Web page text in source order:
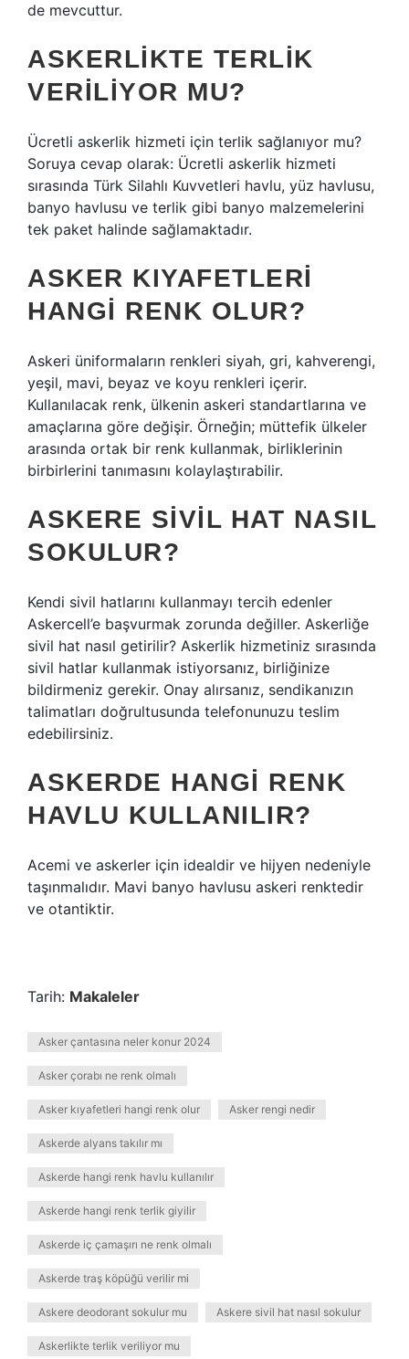
de mevcuttur.
ASKERLIKTE TERLIK
VERILIYOR MU?
Ücretli askerlik hizmeti için terlik sağlanıyor mu?
Soruya cevap olarak: Ücretli askerlik hizmeti
sırasında Türk Silahlı Kuvvetleri havlu, yüz havlusu,
banyo havlusu ve terlik gibi banyo malzemelerini
tek paket halinde sağlamaktadır.
ASKER KIYAFETLERI
HANGI RENK OLUR?
Askeri üniformaların renkleri siyah, gri, kahverengi,
yeşil, mavi, beyaz ve koyu renkleri içerir.
Kullanılacak renk, ülkenin askeri standartlarına ve
amaçlarına göre değişir. Örneğin; müttefik ülkeler
arasında ortak bir renk kullanmak, birliklerinin
birbirlerini tanımasını kolaylaştırabilir.
ASKERE SIVIL HAT NASIL
SOKULUR?
Kendi sivil hatlarını kullanmayı tercih edenler
Askercell’e başvurmak zorunda değiller. Askerliğe
sivil hat nasıl getirilir? Askerlik hizmetiniz sırasında
sivil hatlar kullanmak istiyorsanız, birliğinize
bildirmeniz gerekir. Onay alırsanız, sendikanızın
talimatları doğrultusunda telefonunuzu teslim
edebilirsiniz.
ASKERDE HANGI RENK
HAVLU KULLANILIR?
Acemi ve askerler için idealdir ve hijyen nedeniyle
taşınmalıdır. Mavi banyo havlusu askeri renktedir
ve otantiktir.
Tarih: Makaleler
Asker çantasına neler konur 2024
Asker çorabı ne renk olmalı
Asker kıyafetleri hangi renk olur Asker rengi nedir
Askerde alyans takılır mı
Askerde hangi renk havlu kullanılır
Askerde hangi renk terlik giyilir
Askerde iç çamaşırı ne renk olmalı
Askerde traş köpüğü verilir mi
Askere deodorant sokulur mu Askere sivil hat nasıl sokulur
Askerlikte terlik veriliyor mu